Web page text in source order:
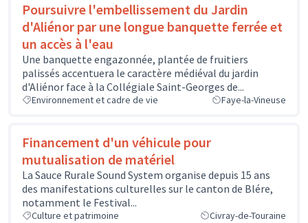
Poursuivre l'embellissement du Jardin
d'Aliénor par une longue banquette ferrée et
un accès à l'eau
Une banquette engazonnée, plantée de fruitiers
palissés accentuera le caractère médiéval du jardin
d'Aliénor face à la Collégiale Saint-Georges de...
Environnement et cadre de vie Faye-la-Vineuse
Financement d'un véhicule pour
mutualisation de matériel
La Sauce Rurale Sound System organise depuis 15 ans
des manifestations culturelles sur le canton de Blére,
notamment le Festival...
Culture et patrimoine Civray-de-Touraine